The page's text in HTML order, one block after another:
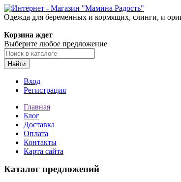
Одежда для беременных и кормящих, слинги, и
Корзина ждет
Выберите любое предложение
Найти
Вход
Регистрация
Главная
Блог
Доставка
Оплата
Контакты
Карта сайта
Каталог предложений